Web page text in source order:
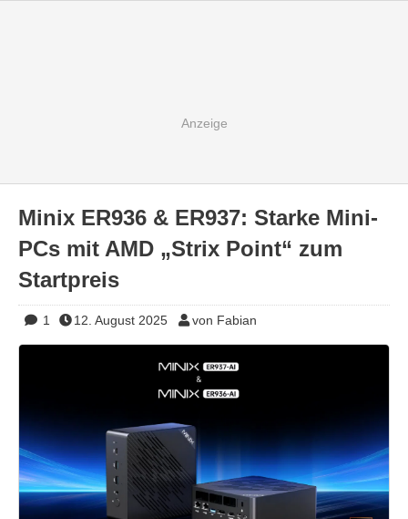
Minix ER936 & ER937: Starke Mini-
PCs mit AMD „Strix Point“ zum
Startpreis
1 12. August 2025 von Fabian